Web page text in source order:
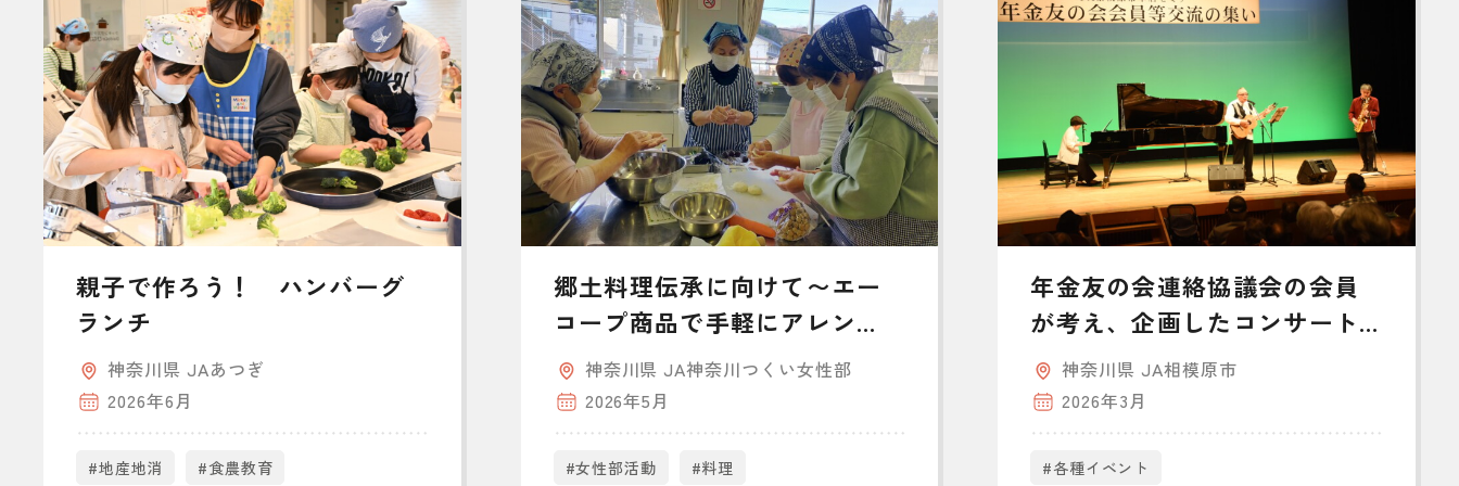
親子で作ろう！ ハンバーグ
ランチ
神奈川県 JAあつぎ
2026年6月
#地産地消 #食農教育
郷土料理伝承に向けて〜エー
コープ商品で手軽にアレン
ジ〜神奈川県 JA神奈川つくい女性部
2026年5月
#女性部活動 #料理
年金友の会連絡協議会の会員
が考え、企画したコンサート
を開催
神奈川県 JA相模原市
2026年3月
#各種イベント